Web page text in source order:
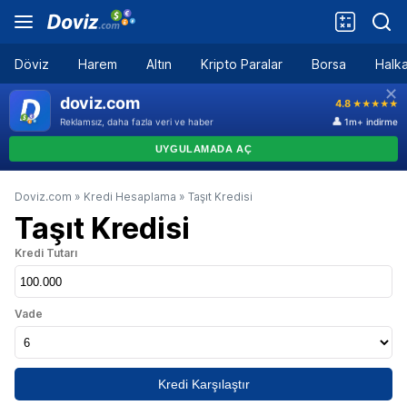
Döviz Harem Altın Kripto Paralar Borsa
Doviz.com » Kredi Hesaplama » Taşıt Kredisi
Taşıt Kredisi
Kredi Tutarı
Vade
Kredi Karşılaştır